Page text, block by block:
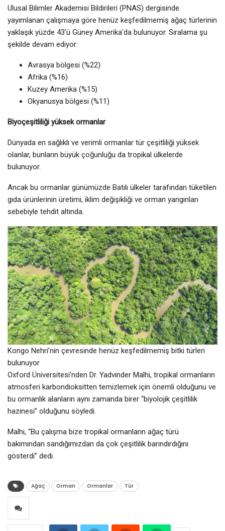
Ulusal Bilimler Akademisi Bildirileri (PNAS) dergisinde
yayımlanan çalışmaya göre henüz keşfedilmemiş ağaç türlerinin
yaklaşık yüzde 43’ü Güney Amerika’da bulunuyor. Sıralama şu
şekilde devam ediyor:
Avrasya bölgesi (%22)
Afrika (%16)
Kuzey Amerika (%15)
Okyanusya bölgesi (%11)
Biyoçeşitliliği yüksek ormanlar
Dünyada en sağlıklı ve verimli ormanlar tür çeşitliliği yüksek
olanlar, bunların büyük çoğunluğu da tropikal ülkelerde
bulunuyor.
Ancak bu ormanlar günümüzde Batılı ülkeler tarafından tüketilen
gıda ürünlerinin üretimi, iklim değişikliği ve orman yangınları
sebebiyle tehdit altında.
Kongo Nehri’nin çevresinde henüz keşfedilmemiş bitki türleri
bulunuyor
Oxford Üniversitesi’nden Dr. Yadvinder Malhi, tropikal ormanların
atmosferi karbondioksitten temizlemek için önemli olduğunu ve
bu ormanlık alanların aynı zamanda birer “biyolojik çeşitlilik
hazinesi” olduğunu söyledi.
Malhi, “Bu çalışma bize tropikal ormanların ağaç türü
bakımından sandığımızdan da çok çeşitlilik barındırdığını
gösterdi” dedi.
Ağaç Orman Ormanlar Tür